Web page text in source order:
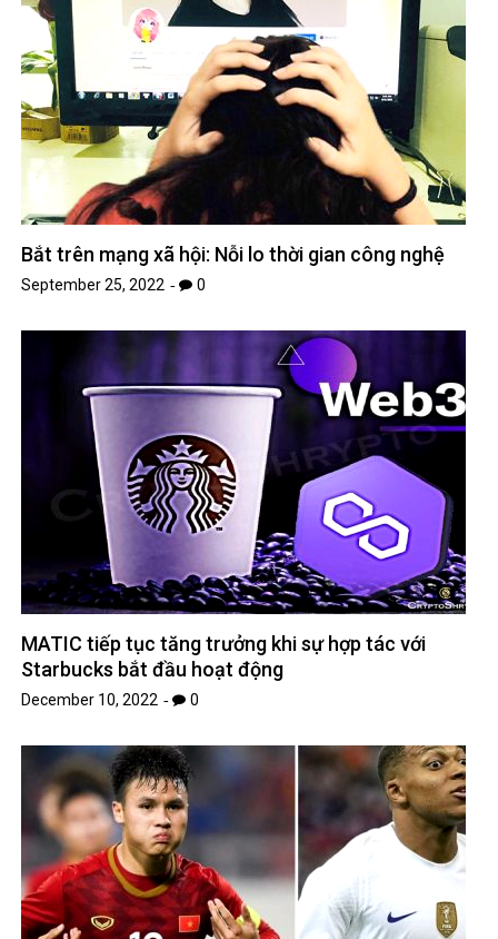
Bắt trên mạng xã hội: Nỗi lo thời gian công nghệ
September 25, 2022 0
MATIC tiếp tục tăng trưởng khi sự hợp tác với
Starbucks bắt đầu hoạt động
December 10, 2022 0